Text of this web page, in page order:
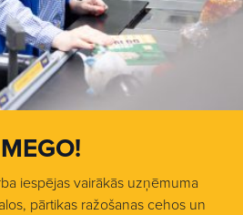
iespējas vairākās uzņēmuma
pārtikas ražošanas cehos un